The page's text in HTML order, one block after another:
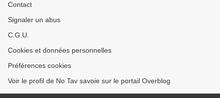
Contact
Signaler un abus
C.G.U.
Cookies et données personnelles
Préférences cookies
Voir le profil de No Tav savoie sur le portail Overblog